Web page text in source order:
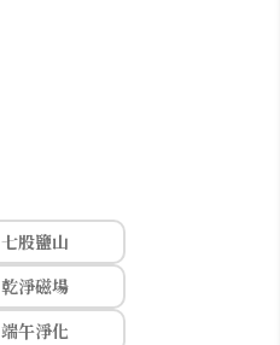
七股鹽山
乾淨磁場
端午淨化